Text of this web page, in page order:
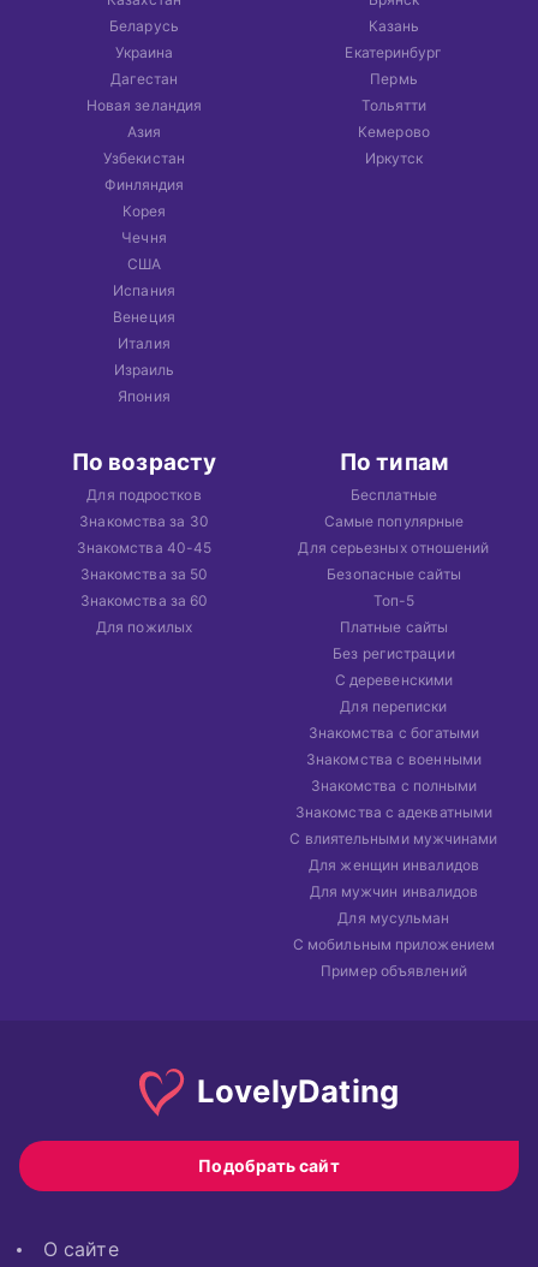
Беларусь
Украина
Дагестан
Новая зеландия
Азия
Узбекистан
Финляндия
Корея
Чечня
США
Испания
Венеция
Италия
Израиль
Япония
Казань
Екатеринбург
Пермь
Тольятти
Кемерово
Иркутск
По возрасту
Для подростков
Знакомства за 30
Знакомства 40-45
Знакомства за 50
Знакомства за 60
Для пожилых
По типам
Бесплатные
Самые популярные
Для серьезных отношений
Безопасные сайты
Топ-5
Платные сайты
Без регистрации
С деревенскими
Для переписки
Знакомства с богатыми
Знакомства с военными
Знакомства с полными
Знакомства с адекватными
С влиятельными мужчинами
Для женщин инвалидов
Для мужчин инвалидов
Для мусульман
С мобильным приложением
Пример объявлений
LovelyDating
Подобрать сайт
О сайте